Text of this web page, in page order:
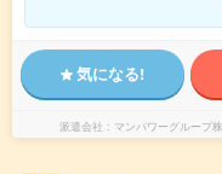
気になる!
派遣会社 マンパワーグループ